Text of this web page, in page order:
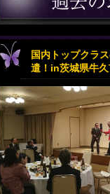
国内トップクラ
遣！in茨城県牛